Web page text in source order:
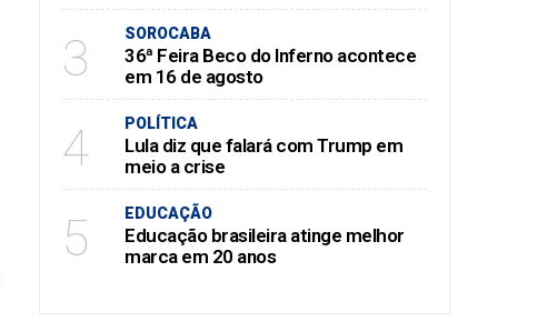
3 SOROCABA
36ª Feira Beco do Inferno acontece
em 16 de agosto
4 POLÍTICA
Lula diz que falará com Trump em
meio a crise
5 EDUCAÇÃO
Educação brasileira atinge melhor
marca em 20 anos